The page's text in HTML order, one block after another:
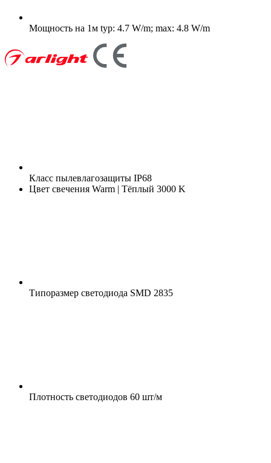
Мощность на 1м typ: 4.7 W/m; max: 4.8 W/m
Класс пылевлагозащиты IP68
Цвет свечения Warm | Тёплый 3000 K
Типоразмер светодиода SMD 2835
Плотность светодиодов 60 шт/м